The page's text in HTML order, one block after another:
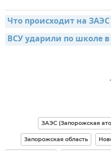
Что происходит на
ВСУ ударили по школе
ЗАЭС (Запорожская
Запорожская область